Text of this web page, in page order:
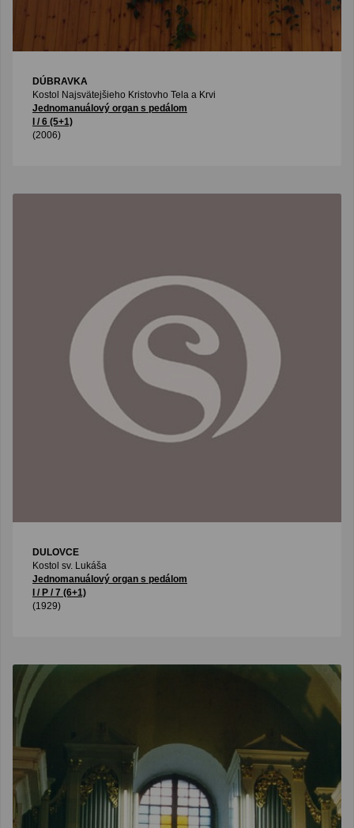
DÚBRAVKA
Kostol Najsvätejšieho Kristovho Tela a Krvi
Jednomanuálový organ s pedálom
I / 6 (5+1)
(2006)
DULOVCE
Kostol sv. Lukáša
Jednomanuálový organ s pedálom
I / P / 7 (6+1)
(1929)